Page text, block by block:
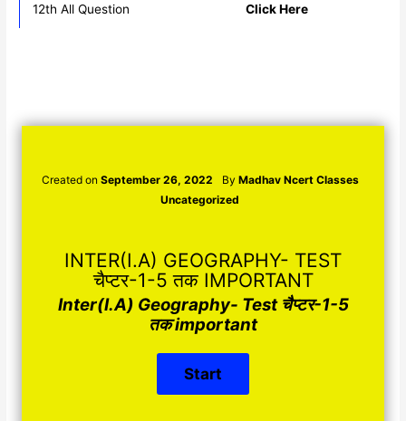
12th All Question Click Here
Created on September 26, 2022 By Madhav Ncert Classes
Uncategorized
INTER(I.A) GEOGRAPHY- TEST
चैप्टर-1-5 तक IMPORTANT
Inter(I.A) Geography- Test चैप्टर-1-5
तक important